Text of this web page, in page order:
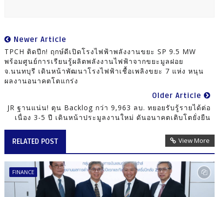
Newer Article
TPCH ติดปีก! ฤกษ์ดีเปิดโรงไฟฟ้าพลังงานขยะ SP 9.5 MW
พร้อมศูนย์การเรียนรู้ผลิตพลังงานไฟฟ้าจากขยะมูลฝอย
จ.นนทบุรี เดินหน้าพัฒนาโรงไฟฟ้าเชื้อเพลิงขยะ 7 แห่ง หนุน
ผลงานอนาคตโตแกร่ง
Older Article
JR ฐานแน่น! ตุน Backlog กว่า 9,963 ลบ. ทยอยรับรู้รายได้ต่อ
เนื่อง 3-5 ปี เดินหน้าประมูลงานใหม่ ดันอนาคตเติบโตยั่งยืน
RELATED POST View More
FINANCE